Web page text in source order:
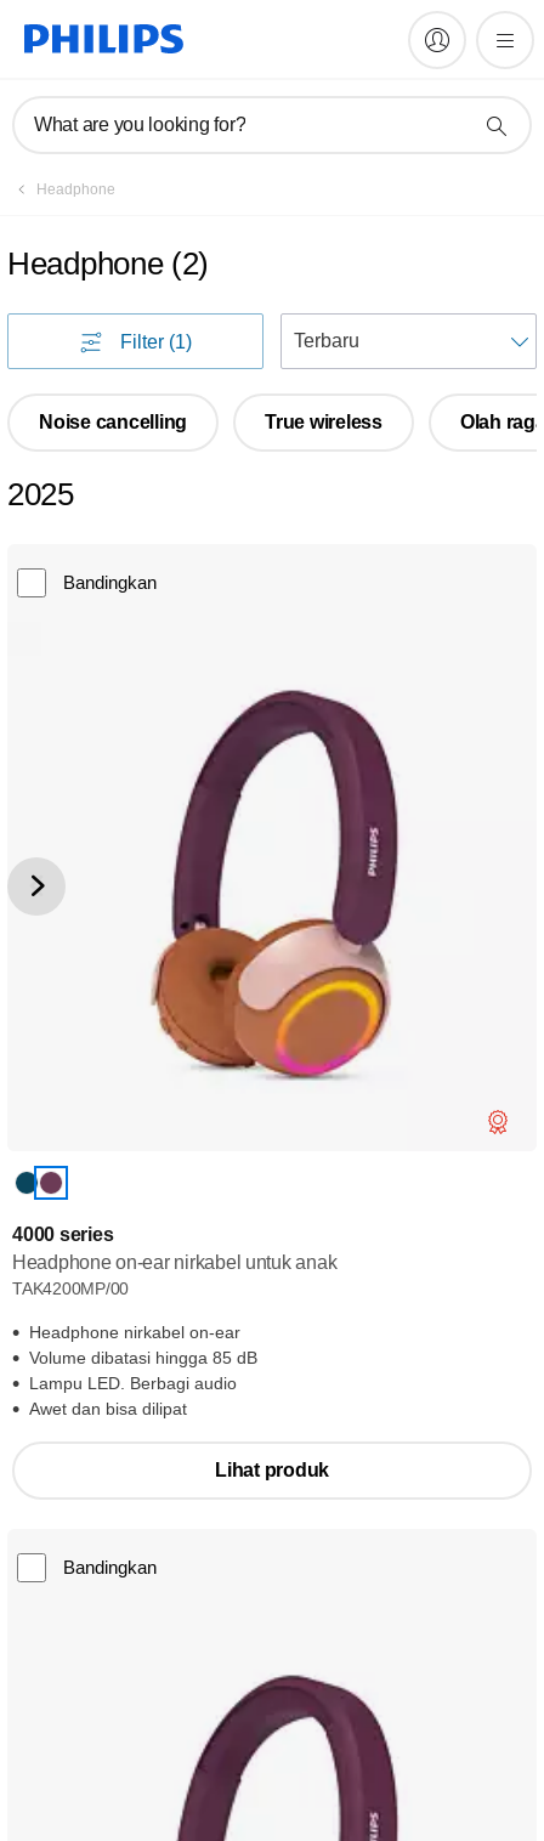
What are you looking for?
Headphone
Headphone (2)
Filter (1)
Noise cancelling True wireless Olah
2025
Bandingkan
4000 series
Headphone on-ear nirkabel untuk anak
TAK4200MP/00
Headphone nirkabel on-ear
Volume dibatasi hingga 85 dB
Lampu LED. Berbagi audio
Awet dan bisa dilipat
Lihat produk
Bandingkan